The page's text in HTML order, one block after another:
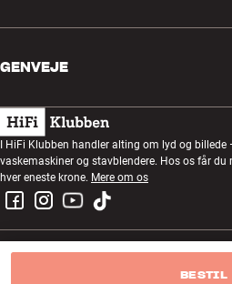
BESTIL
Retur og reklamation
Fortryd ordre
Handelsbetingelser
Privatlivspolitik
Kundeklub
Lytteaften
Konkurrencer
Job i HiFi Klubben
GENVEJE
Gavekort
Byg med lyd
Montering og installation
Retur af el-affald
I HiFi Klubben handler alting om lyd og billede
vaskemaskiner og stavblendere. Hos os får
hver eneste krone. Mere om os